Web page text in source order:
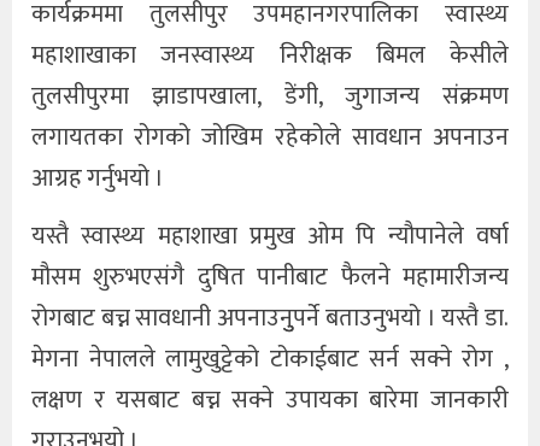
कार्यक्रममा तुलसीपुर उपमहानगरपालिका स्वास्थ्य
महाशाखाका जनस्वास्थ्य निरीक्षक बिमल केसीले
तुलसीपुरमा झाडापखाला, डेंगी, जुगाजन्य संक्रमण
लगायतका रोगको जोखिम रहेकोले सावधान अपनाउन
आग्रह गर्नुभयो ।
यस्तै स्वास्थ्य महाशाखा प्रमुख ओम पि न्यौपानेले वर्षा
मौसम शुरुभएसंगै दुषित पानीबाट फैलने महामारीजन्य
रोगबाट बच्न सावधानी अपनाउनुुपर्ने बताउनुभयो । यस्तै डा.
मेगना नेपालले लामुखुट्टेको टोकाईबाट सर्न सक्ने रोग ,
लक्षण र यसबाट बच्न सक्ने उपायका बारेमा जानकारी